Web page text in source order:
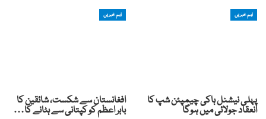
اہم خبریں
پہلی نیشنل ہاکی چیمپئن شپ کا
انعقاد جولائی میں ہوگا
اہم خبریں
افغانستان سے شکست، شائقین کا
بابر اعظم کو کپتانی سے ہٹانے کا…